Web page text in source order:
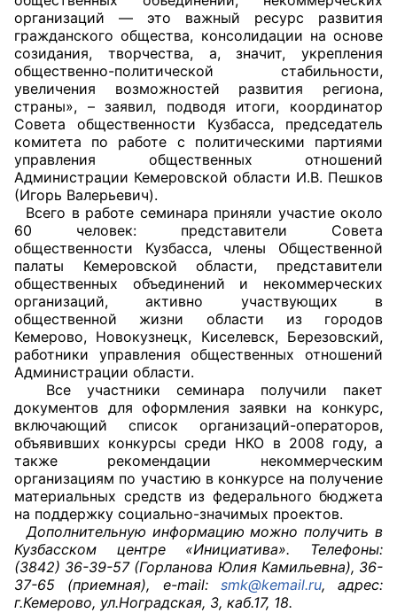
организаций — это важный ресурс развития
гражданского общества, консолидации на основе
созидания, творчества, а, значит, укрепления
общественно-политической стабильности,
увеличения возможностей развития региона,
страны», – заявил, подводя итоги, координатор
Совета общественности Кузбасса, председатель
комитета по работе с политическими партиями
управления общественных отношений
Администрации Кемеровской области И.В. Пешков
(Игорь Валерьевич).
Всего в работе семинара приняли участие около
60 человек: представители Совета
общественности Кузбасса, члены Общественной
палаты Кемеровской области, представители
общественных объединений и некоммерческих
организаций, активно участвующих в
общественной жизни области из городов
Кемерово, Новокузнецк, Киселевск, Березовский,
работники управления общественных отношений
Администрации области.
Все участники семинара получили пакет
документов для оформления заявки на конкурс,
включающий список организаций-операторов,
объявивших конкурсы среди НКО в 2008 году, а
также рекомендации некоммерческим
организациям по участию в конкурсе на получение
материальных средств из федерального бюджета
на поддержку социально-значимых проектов.
Дополнительную информацию можно получить в
Кузбасском центре «Инициатива». Телефоны:
(3842) 36-39-57 (Горланова Юлия Камильевна), 36-
37-65 (приемная), e-mail: smk@kemail.ru, адрес:
г.Кемерово, ул.Ноградская, 3, каб.17, 18.